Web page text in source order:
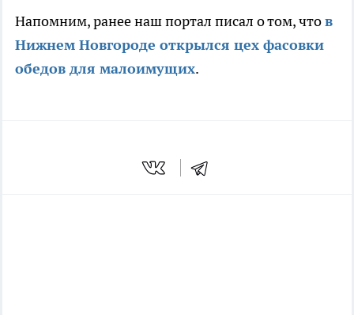
Напомним, ранее наш портал писал о том, чтов
Нижнем Новгороде открылся цех фасовки
обедов для малоимущих.